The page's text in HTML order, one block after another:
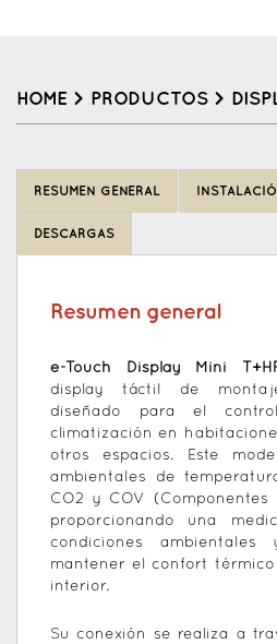
HOME > PRODUCTOS >
RESUMEN GENERAL
DESCARGAS
Resumen general
e-Touch Display Mini
display táctil de
diseñado para el
climatización en
otros espacios. Este
ambientales de
CO2 y COV (Componentes
proporcionando una
condiciones
mantener el confort
interior.
Su conexión se realiza a